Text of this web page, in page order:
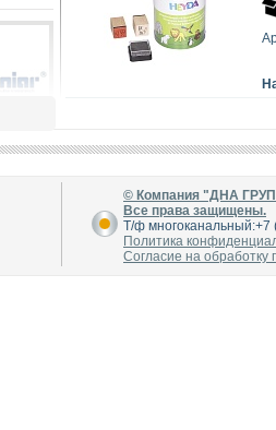
© Компания "ДНА
Все права защищены.
Т/ф
Политика
Согласие на